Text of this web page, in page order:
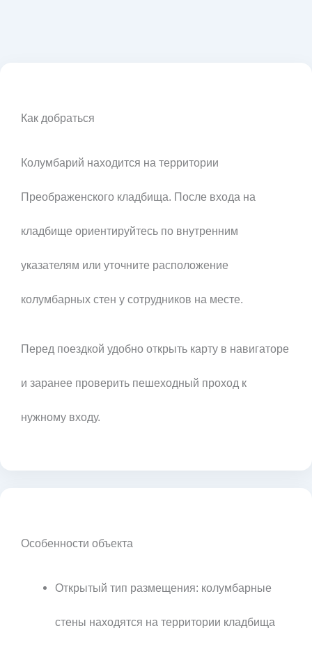
Как добраться
Колумбарий находится на территории
Преображенского кладбища. После входа на
кладбище ориентируйтесь по внутренним
указателям или уточните расположение
колумбарных стен у сотрудников на месте.
Перед поездкой удобно открыть карту в навигаторе
и заранее проверить пешеходный проход к
нужному входу.
Особенности объекта
Открытый тип размещения: колумбарные
стены находятся на территории кладбища